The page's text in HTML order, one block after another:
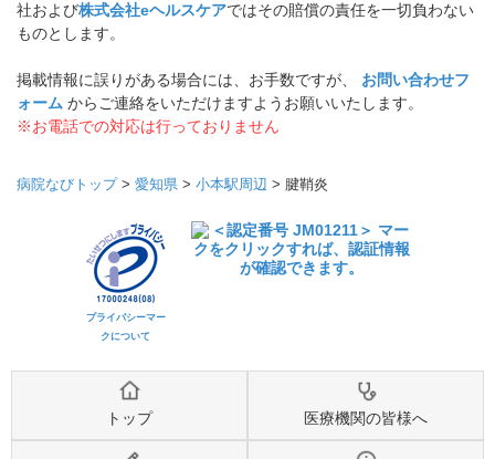
社および株式会社eヘルスケアではその賠償の責任を一切負わない
ものとします。
掲載情報に誤りがある場合には、お手数ですが、 お問い合わせフ
ォーム からご連絡をいただけますようお願いいたします。
※お電話での対応は行っておりません
病院なびトップ> 愛知県 > 小本駅周辺 > 腱鞘炎
プライバシーマー
クについて
トップ 医療機関の皆様へ